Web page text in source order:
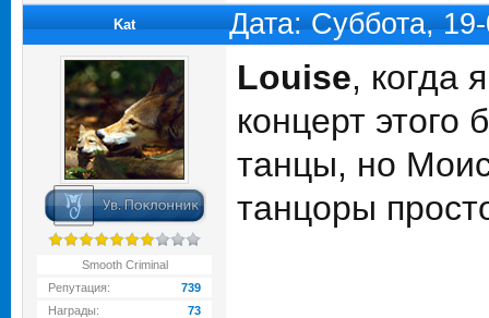
Kat Дата: Суббота,
Smooth Criminal
Репутация:
739
Награды:
73
Louise, когда
концерт этого
танцы, но
танцоры